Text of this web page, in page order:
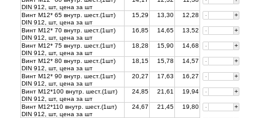
DIN 912, шт, цена за шт
Винт М12* 65 внутр. шест.(1шт)
DIN 912, шт, цена за шт
15,29 13,30 12,28 - +
Винт М12* 70 внутр. шест.(1шт)
DIN 912, шт, цена за шт
16,85 14,65 13,52 - +
Винт М12* 75 внутр. шест.(1шт)
DIN 912, шт, цена за шт
18,28 15,90 14,68 - +
Винт М12* 80 внутр. шест.(1шт)
DIN 912, шт, цена за шт
18,15 15,78 14,57 - +
Винт М12* 90 внутр. шест.(1шт)
DIN 912, шт, цена за шт
20,27 17,63 16,27 - +
Винт М12*100 внутр. шест.(1шт)
DIN 912, шт, цена за шт
24,85 21,61 19,94 - +
Винт М12*110 внутр. шест.(1шт)
DIN 912, шт, цена за шт
24,67 21,45 19,80 - +